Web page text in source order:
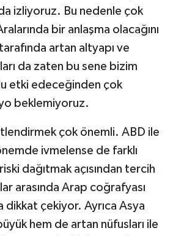
izliyoruz. Bu nedenle çok
bir anlaşma olacağını
artan altyapı ve
da zaten bu sene bizim
etki edeceğinden çok
beklemiyoruz.
çok önemli. ABD ile
ivmelense de farklı
dağıtmak açısından tercih
arasında Arap coğrafyası
dikkat çekiyor. Ayrıca Asya
hem de artan nüfusları ile